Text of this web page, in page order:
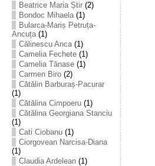
Beatrice Maria Știr(2)
Bondoc Mihaela(1)
Bularca-Mariș Petruța-
Ancuța(1)
Călinescu Anca(1)
Camelia Fechete(1)
Camelia Tănase(1)
Carmen Biro(2)
Cătălin Barburaș-Pacurar
(1)
Cătălina Cimpoeru(1)
Cătălina Georgiana Stanciu
(1)
Cati Ciobanu(1)
Ciorgovean Narcisa-Diana
(1)
Claudia Ardelean(1)